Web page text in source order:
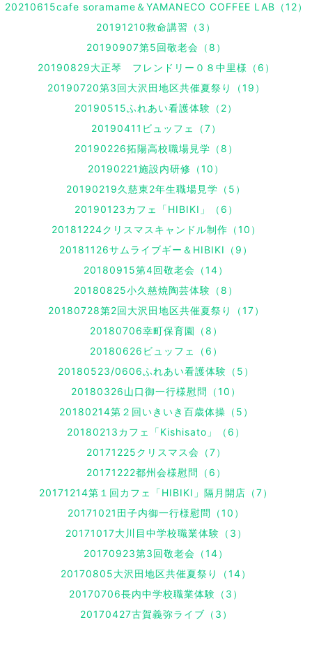
20210615cafe soramame＆YAMANECO COFFEE LAB（12）
20191210救命講習（3）
20190907第5回敬老会（8）
20190829大正琴 フレンドリー０８中里様（6）
20190720第3回大沢田地区共催夏祭り（19）
20190515ふれあい看護体験（2）
20190411ビュッフェ（7）
20190226拓陽高校職場見学（8）
20190221施設内研修（10）
20190219久慈東2年生職場見学（5）
20190123カフェ「HIBIKI」（6）
20181224クリスマスキャンドル制作（10）
20181126サムライブギー＆HIBIKI（9）
20180915第4回敬老会（14）
20180825小久慈焼陶芸体験（8）
20180728第2回大沢田地区共催夏祭り（17）
20180706幸町保育園（8）
20180626ビュッフェ（6）
20180523/0606ふれあい看護体験（5）
20180326山口御一行様慰問（10）
20180214第２回いきいき百歳体操（5）
20180213カフェ「Kishisato」（6）
20171225クリスマス会（7）
20171222都州会様慰問（6）
20171214第１回カフェ「HIBIKI」隔月開店（7）
20171021田子内御一行様慰問（10）
20171017大川目中学校職業体験（3）
20170923第3回敬老会（14）
20170805大沢田地区共催夏祭り（14）
20170706長内中学校職業体験（3）
20170427古賀義弥ライブ（3）